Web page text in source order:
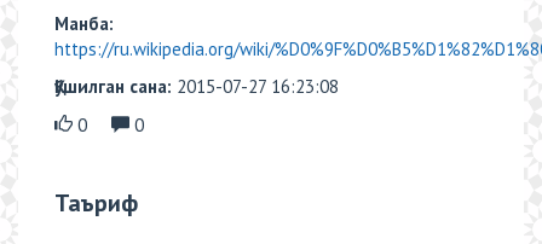
Манба:
https://ru.wikipedia.org/wiki/
Қўшилган сана: 2015-07-27 16:23:08
0
0
Таъриф